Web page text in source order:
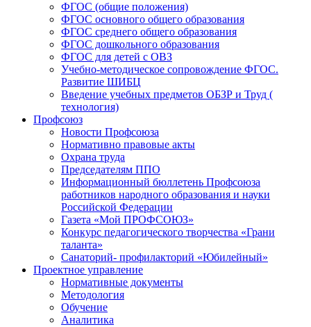
ФГОС (общие положения)
ФГОС основного общего образования
ФГОС среднего общего образования
ФГОС дошкольного образования
ФГОС для детей с ОВЗ
Учебно-методическое сопровождение ФГОС.
Развитие ШИБЦ
Введение учебных предметов ОБЗР и Труд (
технология)
Профсоюз
Новости Профсоюза
Нормативно правовые акты
Охрана труда
Председателям ППО
Информационный бюллетень Профсоюза
работников народного образования и науки
Российской Федерации
Газета «Мой ПРОФСОЮЗ»
Конкурс педагогического творчества «Грани
таланта»
Санаторий- профилакторий «Юбилейный»
Проектное управление
Нормативные документы
Методология
Обучение
Аналитика